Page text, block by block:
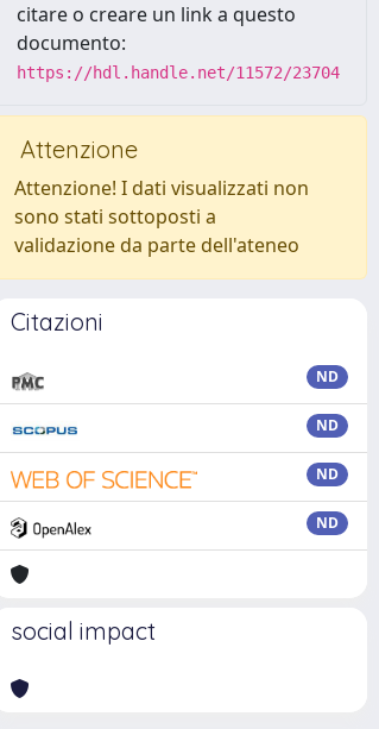
citare o creare un link a questo
documento:
https://hdl.handle.net/11572/23704
Attenzione
Attenzione! I dati visualizzati non
sono stati sottoposti a
validazione da parte dell'ateneo
Citazioni
ND
ND
ND
ND
social impact